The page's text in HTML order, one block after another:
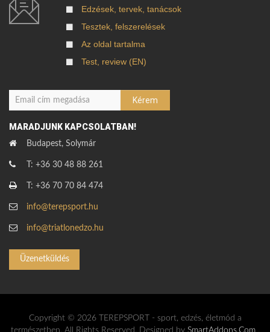
Edzések, tervek, tanácsok
Tesztek, felszerelések
Az oldal tartalma
Test, review (EN)
MARADJUNK KAPCSOLATBAN!
Budapest, Solymár
T: +36 30 48 88 261
T: +36 70 70 84 474
info@terepsport.hu
info@triatlonedzo.hu
Üzenetküldés
Copyright © 2026 TEREPSPORT - sport, edzés, életmód a